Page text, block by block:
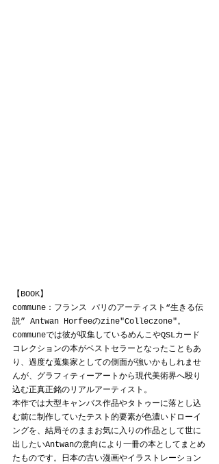
【BOOK】
commune：フランス パリのアーティスト“生きる伝
説” Antwan Horfeeのzine"Colleczone"。
communeでは彼が収集しているめんこやQSLカード
コレクションの本がベストセラーとなったこともあ
り、過度な蒐集家としての側面が強いかもしれませ
んが、グラフィティーアートから現代美術界へ殴り
込む正真正銘のリアルアーティスト。
本作では大型キャンバス作品やタトゥーに落とし込
む前に制作していたテスト的要素が色濃いドローイ
ングを、結局そのままお気に入りの作品として世に
出したいAntwanの意向により一冊の本としてまとめ
たものです。日本の古い漫画やイラストレーション